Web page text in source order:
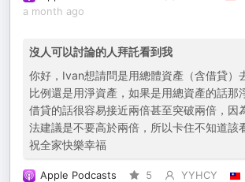
a month ago
沒人可以討論的人拜託看到我
你好，Ivan想請問是用總體資產（含借貸）
比例還是用淨資產，如果是用總資產的話那
借貸的話很容易接近兩倍甚至突破兩倍，因
法建議是不要高於兩倍，所以卡住不知道該
祝全家快樂幸福
Apple Podcasts 5 YYHCY